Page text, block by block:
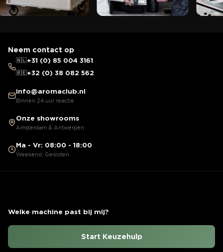
Neem contact op
🇳🇱+31 (0) 85 004 3161
🇧🇪+32 (0) 38 082 562
info@aromaclub.nl
Binnen 24 uur reactie
Onze showrooms
Amsterdam & Antwerpen
Ma - Vr: 08:00 - 18:00
Weekend: Gesloten
Welke machine past bij mij?
Start Keuzehulp